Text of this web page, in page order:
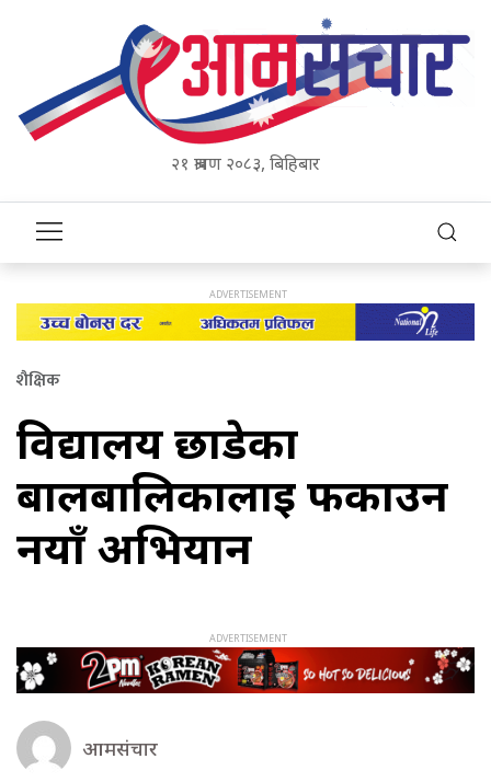
२१ श्रावण २०८३, बिहिबार
शैक्षिक
विद्यालय छाडेका
बालबालिकालाई फर्काउन
नयाँ अभियान
आमसंचार